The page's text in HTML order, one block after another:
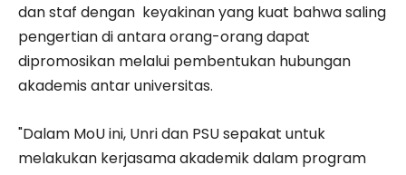
dan staf dengan keyakinan yang kuat bahwa saling
pengertian di antara orang-orang dapat
dipromosikan melalui pembentukan hubungan
akademis antar universitas.
"Dalam MoU ini, Unri dan PSU sepakat untuk
melakukan kerjasama akademik dalam program